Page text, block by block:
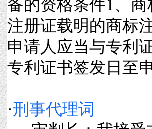
备的资格条件1、
注册证载明的商标
申请人应当与专利
专利证书签发日至
·刑事代理词